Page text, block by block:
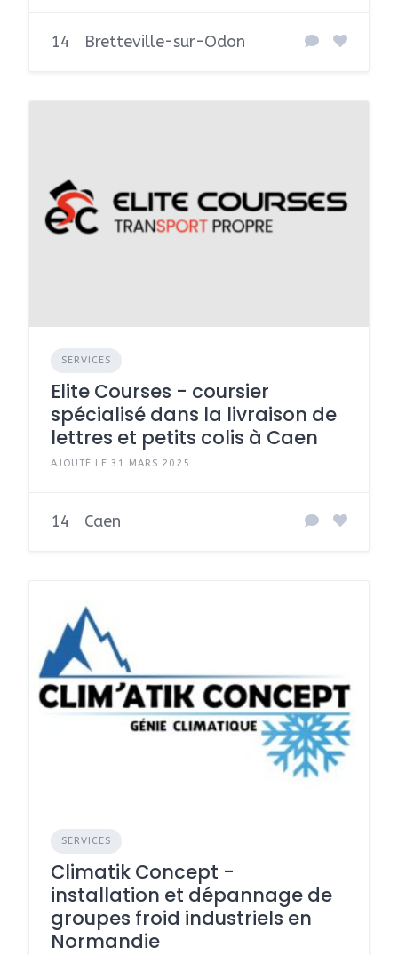
14 Bretteville-sur-Odon
SERVICES
Elite Courses - coursier
spécialisé dans la livraison de
lettres et petits colis à Caen
AJOUTÉ LE 31 MARS 2025
14 Caen
SERVICES
Climatik Concept -
installation et dépannage de
groupes froid industriels en
Normandie